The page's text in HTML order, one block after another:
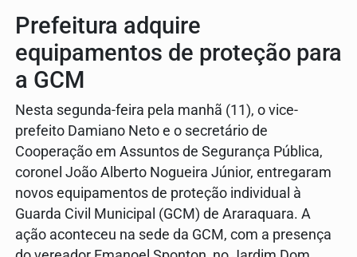
Prefeitura adquire
equipamentos de proteção para
a GCM
Nesta segunda-feira pela manhã (11), o vice-
prefeito Damiano Neto e o secretário de
Cooperação em Assuntos de Segurança Pública,
coronel João Alberto Nogueira Júnior, entregaram
novos equipamentos de proteção individual à
Guarda Civil Municipal (GCM) de Araraquara. A
ação aconteceu na sede da GCM, com a presença